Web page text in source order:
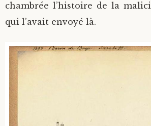
chambrée l’histoire de la
qui l’avait envoyé là.